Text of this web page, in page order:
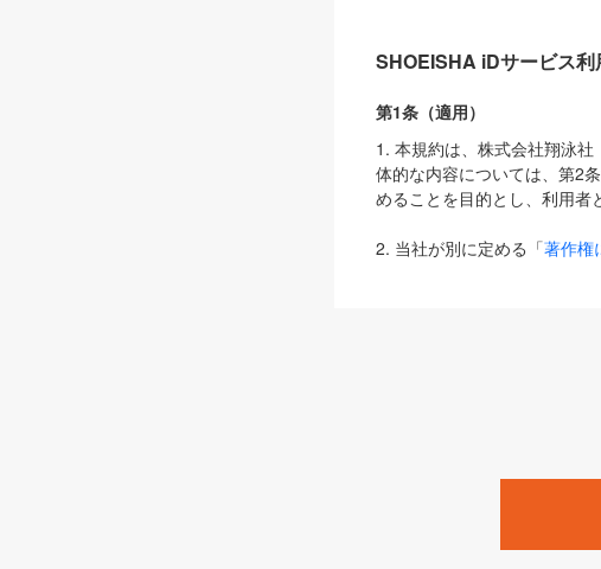
SHOEISHA iDサービス利
第1条（適用）
1. 本規約は、株式会社翔泳
体的な内容については、第2
めることを目的とし、利用者
2. 当社が別に定める「著作権
は、本規約の規定が優先して
1. 「本サービス」とは、当
みます）及びこれらサービ
「SEBook」「SEShop」「